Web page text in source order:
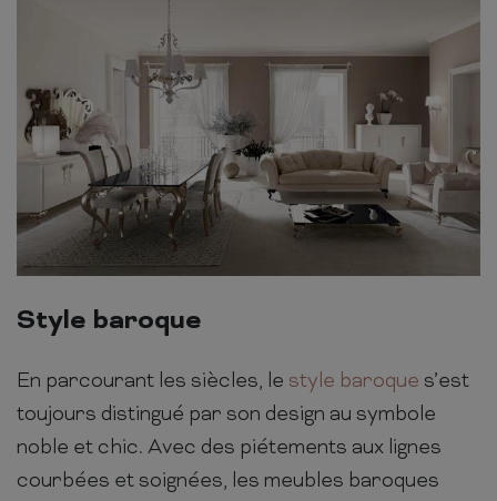
Style baroque
En parcourant les siècles, le style baroque s’est
toujours distingué par son design au symbole
noble et chic. Avec des piétements aux lignes
courbées et soignées, les meubles baroques